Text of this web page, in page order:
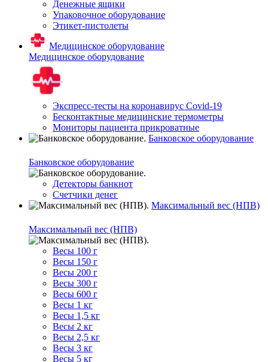
Денежные ящики
Упаковочное оборудование
Этикет-пистолеты
Медицинское оборудование
Медицинское оборудование
Экспресс-тесты на коронавирус Covid-19
Бесконтактные медицинские термометры
Мониторы пациента прикроватные
Банковское оборудование
Банковское оборудование
Детекторы банкнот
Счетчики денег
Максимальный вес (НПВ)
Максимальный вес (НПВ)
Весы 100 г
Весы 150 г
Весы 200 г
Весы 300 г
Весы 600 г
Весы 1 кг
Весы 1,5 кг
Весы 2 кг
Весы 2,5 кг
Весы 3 кг
Весы 5 кг